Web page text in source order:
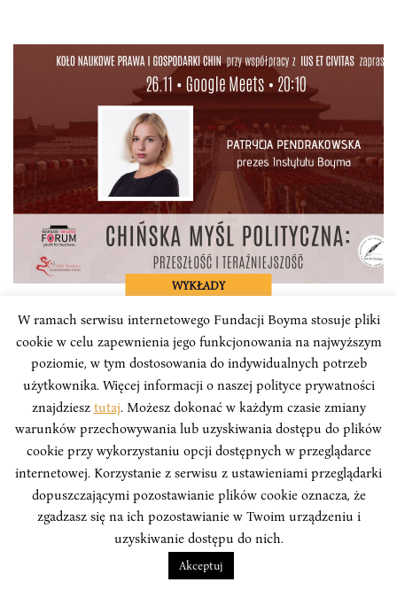
WYKŁADY
Patrycja Pendrakowska z wykładem pt.
„Chińska myśl polityczna: przeszłość i
teraźniejszość”
Prezes naszej organizacji opowiedziała o ewolucji
chińskiej myśli politycznej, okolicznościach jej
rozwoju oraz istniejących w przeszłości jak i obecnie
prądach dominujących w tej sferze.
Patrycja Pendrakowska
W ramach serwisu internetowego Fundacji Boyma stosuje pliki
cookie w celu zapewnienia jego funkcjonowania na najwyższym
poziomie, w tym dostosowania do indywidualnych potrzeb
użytkownika. Więcej informacji o naszej polityce prywatności
znajdziesz tutaj. Możesz dokonać w każdym czasie zmiany
warunków przechowywania lub uzyskiwania dostępu do plików
cookie przy wykorzystaniu opcji dostępnych w przeglądarce
internetowej. Korzystanie z serwisu z ustawieniami przeglądarki
dopuszczającymi pozostawianie plików cookie oznacza, że
zgadzasz się na ich pozostawianie w Twoim urządzeniu i
uzyskiwanie dostępu do nich.
Akceptuj